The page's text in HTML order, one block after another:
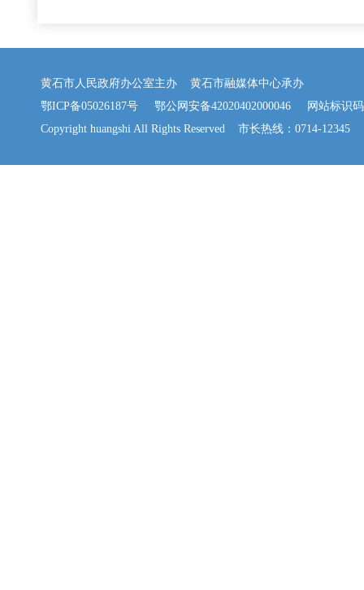
黄石市人民政府办公室主办 黄石市融媒体中心承办
鄂ICP备05026187号
鄂公网安备42020402000046 网站标识码
Copyright huangshi All Rights Reserved 市长热线：0714-12345